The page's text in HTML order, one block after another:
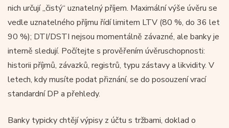
nich určují „čistý“ uznatelný příjem. Maximální výše úvěru se
vedle uznatelného příjmu řídí limitem LTV (80 %, do 36 let
90 %); DTI/DSTI nejsou momentálně závazné, ale banky je
interně sledují. Počítejte s prověřením úvěruschopnosti:
historii příjmů, závazků, registrů, typu zástavy a likvidity. V
letech, kdy musíte podat přiznání, se do posouzení vrací
standardní DP a přehledy.
Banky typicky chtějí výpisy z účtu s tržbami, doklad o